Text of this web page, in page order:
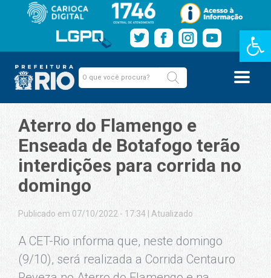
Barra de
Aterro do Flamengo e
Enseada de Botafogo terão
interdições para corrida no
domingo
Publicado em 07/10/2022 - 17:34 Atualizado
A CET-Rio informa que, neste domingo
(9/10), será realizada a Corrida Centauro